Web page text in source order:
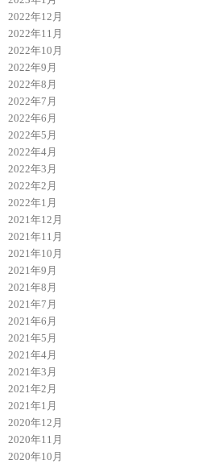
2022年12月
2022年11月
2022年10月
2022年9月
2022年8月
2022年7月
2022年6月
2022年5月
2022年4月
2022年3月
2022年2月
2022年1月
2021年12月
2021年11月
2021年10月
2021年9月
2021年8月
2021年7月
2021年6月
2021年5月
2021年4月
2021年3月
2021年2月
2021年1月
2020年12月
2020年11月
2020年10月